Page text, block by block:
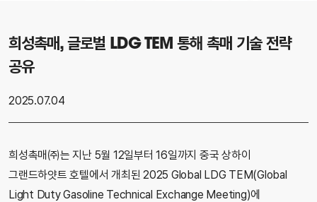
희성촉매, 글로벌 LDG TEM 통해 촉매 기술 전략
공유
2025.07.04
희성촉매㈜는 지난 5월 12일부터 16일까지 중국 상하이
그랜드하얏트 호텔에서 개최된 2025 Global LDG TEM(Global
Light Duty Gasoline Technical Exchange Meeting)에